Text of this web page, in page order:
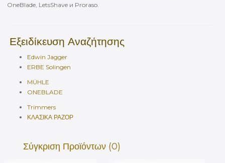
OneBlade, LetsShave и Proraso.
Εξειδίκευση Αναζήτησης
Edwin Jagger
ERBE Solingen
MÜHLE
ONEBLADE
Trimmers
ΚΛΑΣΙΚΑ ΡΑΖΟΡ
Σύγκριση Προϊόντων (0)